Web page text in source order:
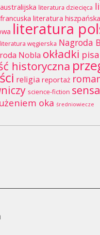
literatura dziecięca
literatura hiszpańska
literatura
literatura węgierska Nagroda
Nobla okładki
historyczna
religia reportaż
science-fiction
oka średniowiecze